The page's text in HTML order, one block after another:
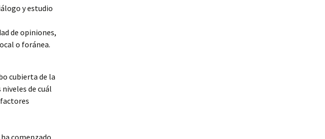
y estudio
de opiniones,
o foránea.
cubierta de la
de cuál
comenzado